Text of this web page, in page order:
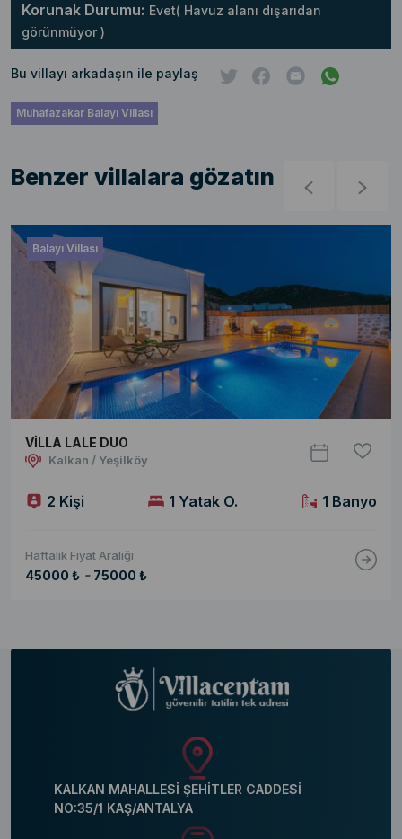
Korunak Durumu: Evet( Havuz alanı dışarıdan
görünmüyor )
Bu villayı arkadaşın ile paylaş
Muhafazakar Balayı Villası
Benzer villalara gözatın
Balayı Villası
VİLLA LALE DUO
Kalkan / Yeşilköy
2 Kişi 1 Yatak O. 1 Banyo
Haftalık Fiyat Aralığı
45000 ₺ - 75000 ₺
KALKAN MAHALLESİ ŞEHİTLER CADDESİ
NO:35/1 KAŞ/ANTALYA